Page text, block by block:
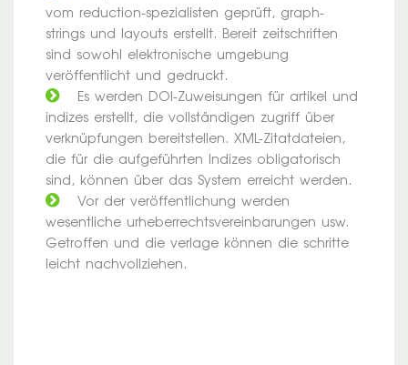
vom reduction-spezialisten geprüft, graph-
strings und layouts erstellt. Bereit zeitschriften
sind sowohl elektronische umgebung
veröffentlicht und gedruckt.
Es werden DOI-Zuweisungen für artikel und
indizes erstellt, die vollständigen zugriff über
verknüpfungen bereitstellen. XML-Zitatdateien,
die für die aufgeführten Indizes obligatorisch
sind, können über das System erreicht werden.
Vor der veröffentlichung werden
wesentliche urheberrechtsvereinbarungen usw.
Getroffen und die verlage können die schritte
leicht nachvollziehen.